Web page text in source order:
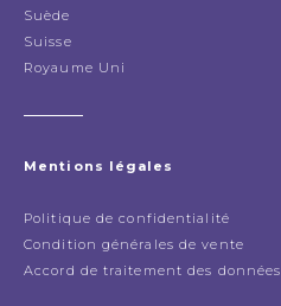
Suède
Suisse
Royaume Uni
Mentions légales
Politique de confidentialité
Condition générales de vente
Accord de traitement des données